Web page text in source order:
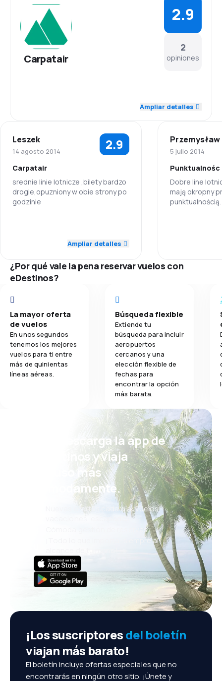
Carpatair
2
opiniones
2.9
Red de conexiones 3.5
Precio del billete 1.5
Comodidad de viaje 3.5
Ampliar detalles
Leszek
14 agosto 2014 2.9
Carpatair
srednie linie lotnicze ,bilety bardzo
drogie,opuzniony w obie strony po
godzinie
3.0
Red de conexiones 4.0
1.0
Comodidad de viaje 3.0
Transporte de equipaje 4.0
Comidas 2.0
Ampliar detalles
Przemysław
5 julio 2014
Punktualnośc
Dobre line
mają okropny
Red de
Precio del
Comodidad
Transporte
¿Por qué vale la pena reservar vuelos con
eDestinos?
La mayor oferta
de vuelos
En unos segundos
tenemos los mejores
vuelos para ti entre
más de quinientas
líneas aéreas.
Búsqueda flexible
Extiende tu
búsqueda para incluir
aeropuertos
cercanos y una
elección flexible de
fechas para
encontrar la opción
más barata.
¡Eh! Descarga la app de
eDestinos y viaja
incluso más
cómodamente.
Nuevas ofertas cada día: vuelos,
vacaciones, escapadas
Cómoda gestión de reservas
¡Todo lo que importa, siempre al
¡Los suscriptoresdel boletín
viajan más barato!
El boletín incluye ofertas especiales que no
encontrarás en ningún otro sitio. ¡Únete y